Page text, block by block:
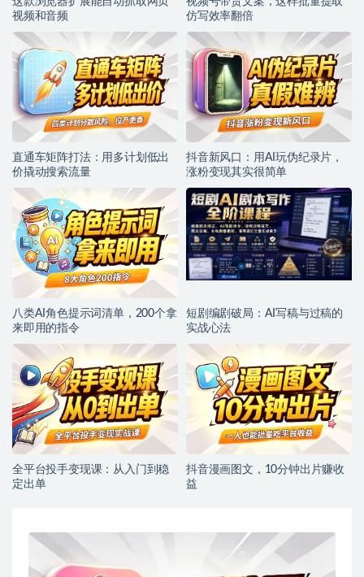
视频和音频
仿写效率翻倍
直通车矩阵打法：用多计划低出
价撬动搜索流量
抖音新风口：用AI玩伪纪录片，
涨粉变现其实很简单
八类AI角色提示词清单，200个拿
来即用的指令
短剧编剧破局：AI写稿与过稿的
实战心法
全平台投手变现课：从入门到稳
定出单
抖音漫画图文，10分钟出片赚收
益